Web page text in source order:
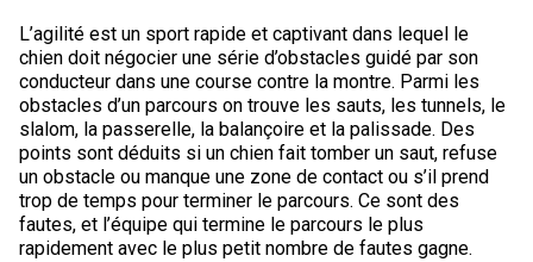
L’agilité est un sport rapide et captivant dans lequel le
chien doit négocier une série d’obstacles guidé par son
conducteur dans une course contre la montre. Parmi les
obstacles d’un parcours on trouve les sauts, les tunnels, le
slalom, la passerelle, la balançoire et la palissade. Des
points sont déduits si un chien fait tomber un saut, refuse
un obstacle ou manque une zone de contact ou s’il prend
trop de temps pour terminer le parcours. Ce sont des
fautes, et l’équipe qui termine le parcours le plus
rapidement avec le plus petit nombre de fautes gagne.